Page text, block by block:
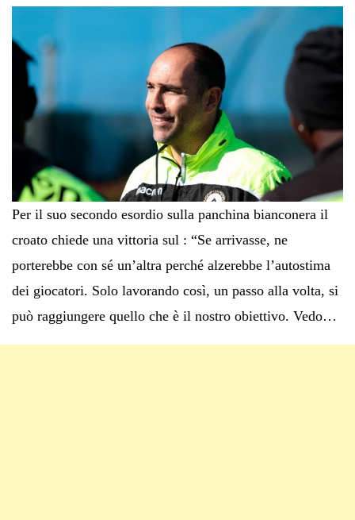
Per il suo secondo esordio sulla panchina bianconera il
croato chiede una vittoria sul : “Se arrivasse, ne
porterebbe con sé un’altra perché alzerebbe l’autostima
dei giocatori. Solo lavorando così, un passo alla volta, si
può raggiungere quello che è il nostro obiettivo. Vedo…